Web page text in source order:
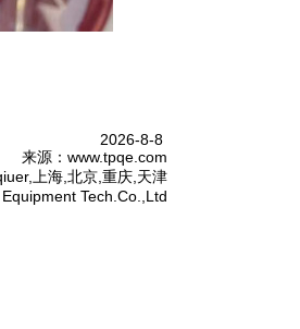
2026-8-8
来源：www.tpqe.com
上海,北京,重庆,天津
Tech.Co.,Ltd